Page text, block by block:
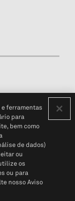
(em inglês)
Global
ferramentas
para
bem como
de dados)
ou
os
ou para
nosso Aviso